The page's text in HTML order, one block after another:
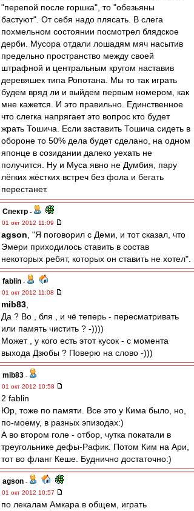
"перепой после горшка", то "обезьяны
бастуют". От себя надо плясать. В слега
похмельном состоянии посмотрел блядское
дерби. Мусора отдали лошадям мяч насытив
предельно пространство между своей
штрафной и центральным кругом наставив
деревяшек типа Ропотана. Мы то так играть
будем вряд ли и выйдем первым номером, как
мне кажется. И это правильно. Единственное
что слегка напрягает это вопрос кто будет
жрать Тошича. Если заставить Тошича сидеть в
обороне то 50% дела будет сделано, на одном
японце в созидании далеко уехать не
получится. Ну и Муса явно не Думбия, пару
лёгких жёстких встреч без фола и бегать
перестанет.
Спектр -
01 окт 2012 11:09
agson , "Я поговорил с Деми, и тот сказал, что
Эмери приходилось ставить в состав
некоторых ребят, которых он ставить не хотел".
fablin -
01 окт 2012 11:08
mib83
Да ? Во , бля , и чё теперь - пересматривать
или память чистить ? -))))
Может , у кого есть этот кусок - с момента
выхода Дзюбы ? Поверю на слово -)))
mib83 -
01 окт 2012 10:58
2 fablin
Юр, тоже по памяти. Все это у Кима было, но,
по-моему, в разных эпизодах:)
А во втором голе - отбор, чутка покатали в
треугольнике дефы-Рафик. Потом Ким на Ари,
тот во фланг Кеше. Буднично достаточно:)
agson -
01 окт 2012 10:57
по лекалам Амкара в общем, играть